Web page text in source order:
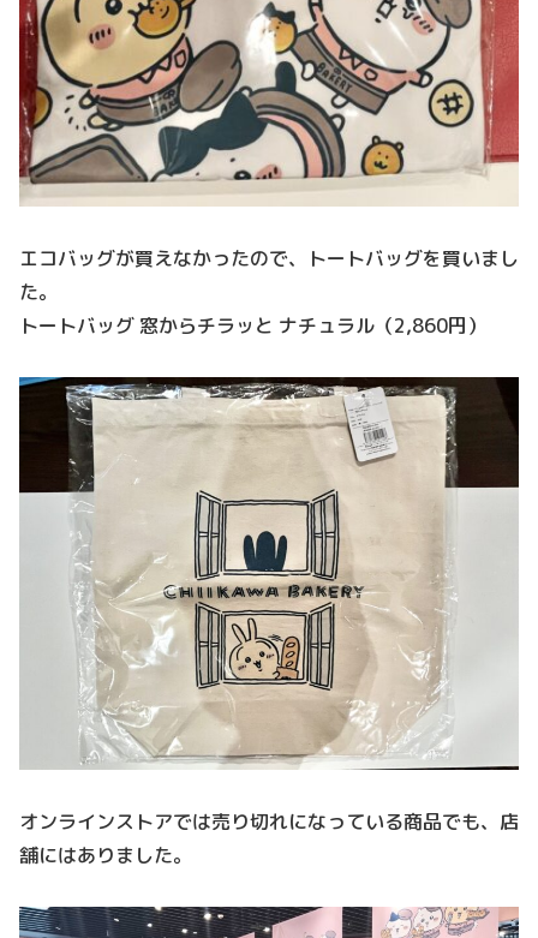
エコバッグが買えなかったので、トートバッグを買いまし
た。
トートバッグ 窓からチラッと ナチュラル（2,860円）
オンラインストアでは売り切れになっている商品でも、店
舗にはありました。